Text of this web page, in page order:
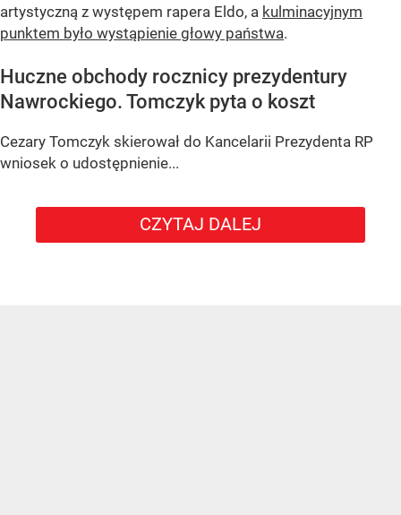
artystyczną z występem rapera Eldo, a kulminacyjnym
punktem było wystąpienie głowy państwa.
Huczne obchody rocznicy prezydentury
Nawrockiego. Tomczyk pyta o koszt
Cezary Tomczyk skierował do Kancelarii Prezydenta RP
wniosek o udostępnienie...
CZYTAJ DALEJ